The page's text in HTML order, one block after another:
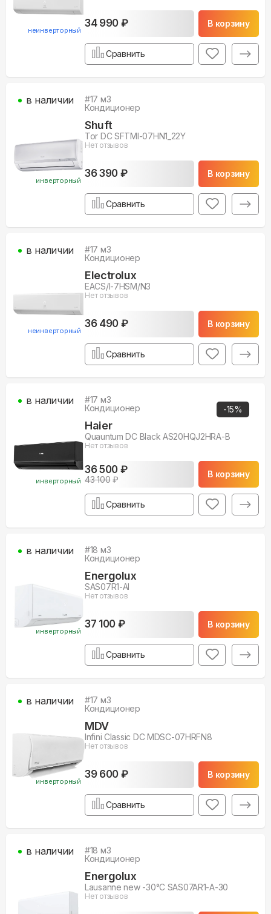
неинверторный
34 990 ₽ В корзину
Сравнить
инверторный
#17 м3
Кондиционер
Shuft
Tor DC SFTMI-07HN1_22Y
Нет отзывов
36 390 ₽ В корзину
в наличии
Сравнить
неинверторный
#17 м3
Кондиционер
Electrolux
EACS/I-7HSM/N3
Нет отзывов
36 490 ₽ В корзину
в наличии
Сравнить
-15%
инверторный
#17 м3
Кондиционер
Haier
Quauntum DC Black AS20HQJ2HRA-B
Нет отзывов
36 500 ₽
43 100₽
В корзину
в наличии
Сравнить
инверторный
#18 м3
Кондиционер
Energolux
SAS07R1-AI
Нет отзывов
37 100 ₽ В корзину
в наличии
Сравнить
инверторный
#17 м3
Кондиционер
MDV
Infini Classic DC MDSC-07HRFN8
Нет отзывов
39 600 ₽ В корзину
в наличии
Сравнить
#18 м3
Кондиционер
Energolux
Lausanne new -30°С SAS07AR1-A-30
Нет отзывов
в наличии